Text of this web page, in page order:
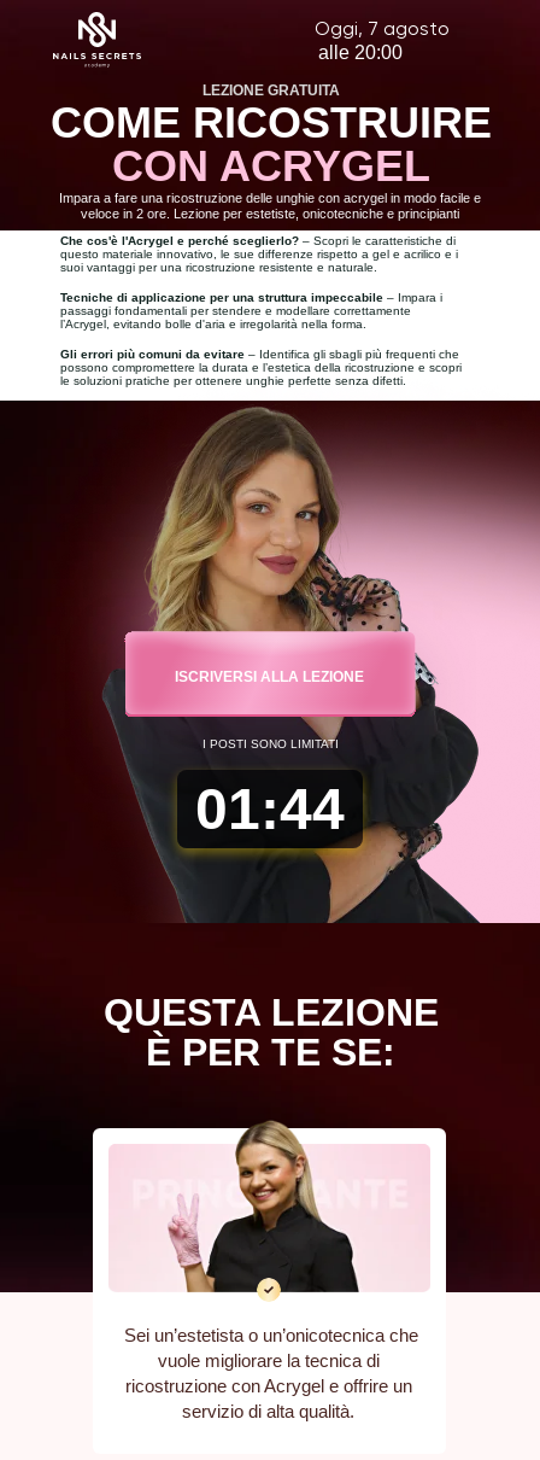
ISCRIVERSI ALLA LEZIONE
I POSTI SONO LIMITATI
COME RICOSTRUIRE
CON ACRYGEL
LEZIONE GRATUITA
alle 20:00
Oggi, 7 agosto
Impara a fare una ricostruzione delle unghie con acrygel in modo facile e
veloce in 2 ore. Lezione per estetiste, onicotecniche e principianti
Che cos'è l'Acrygel e perché sceglierlo? – Scopri le caratteristiche di
questo materiale innovativo, le sue differenze rispetto a gel e acrilico e i
suoi vantaggi per una ricostruzione resistente e naturale.
Tecniche di applicazione per una struttura impeccabile – Impara i
passaggi fondamentali per stendere e modellare correttamente
l’Acrygel, evitando bolle d'aria e irregolarità nella forma.
Gli errori più comuni da evitare – Identifica gli sbagli più frequenti che
possono compromettere la durata e l’estetica della ricostruzione e scopri
le soluzioni pratiche per ottenere unghie perfette senza difetti.
01:43
QUESTA LEZIONE
È PER TE SE:
Sei un’estetista o un’onicotecnica che
vuole migliorare la tecnica di
ricostruzione con Acrygel e offrire un
servizio di alta qualità.